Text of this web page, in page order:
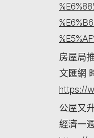
房屋局
文匯網
https://
公屋又
經濟一